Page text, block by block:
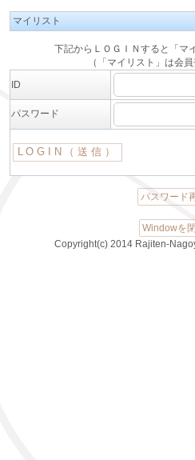
マイリスト
下記からＬＯＧＩＮすると「マ
（「マイリスト」は会
ID
パスワード
パスワード
Windowを
Copyright(c) 2014 Rajiten-